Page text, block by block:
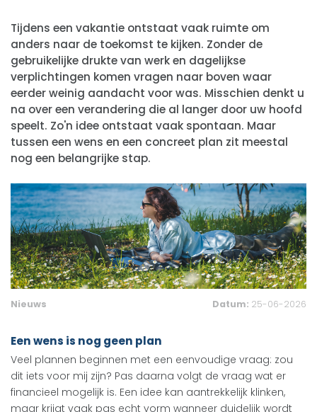
Tijdens een vakantie ontstaat vaak ruimte om
anders naar de toekomst te kijken. Zonder de
gebruikelijke drukte van werk en dagelijkse
verplichtingen komen vragen naar boven waar
eerder weinig aandacht voor was. Misschien denkt u
na over een verandering die al langer door uw hoofd
speelt. Zo'n idee ontstaat vaak spontaan. Maar
tussen een wens en een concreet plan zit meestal
nog een belangrijke stap.
Nieuws Datum: 25-06-2026
Een wens is nog geen plan
Veel plannen beginnen met een eenvoudige vraag: zou
dit iets voor mij zijn? Pas daarna volgt de vraag wat er
financieel mogelijk is. Een idee kan aantrekkelijk klinken,
maar krijgt vaak pas echt vorm wanneer duidelijk wordt